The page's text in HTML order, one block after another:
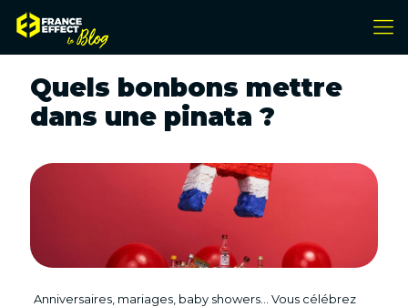
Quels bonbons mettre
dans une pinata ?
Anniversaires, mariages, baby showers… Vous célébrez